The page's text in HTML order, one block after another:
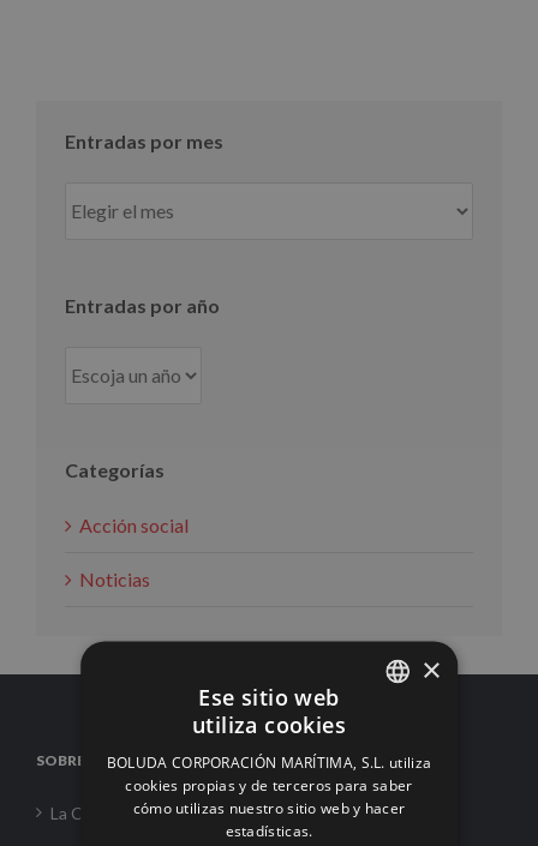
Entradas por mes
por
Entradas por año
Categorías
Acción social
Noticias
SOBRE NOSOTROS
La Corporación
ENGLISH
FRENCH
×
Ese sitio web
utiliza cookies
BOLUDA CORPORACIÓN MARÍTIMA, S.L. utiliza
cookies propias y de terceros para saber
cómo utilizas nuestro sitio web y hacer
estadísticas.